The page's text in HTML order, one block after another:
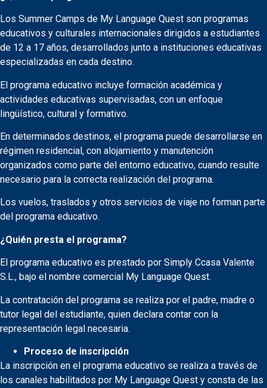
Los Summer Camps de My Language Quest son programas
educativos y culturales internacionales dirigidos a estudiantes
de 12 a 17 años, desarrollados junto a instituciones educativas
especializadas en cada destino.
El programa educativo incluye formación académica y
actividades educativas supervisadas, con un enfoque
lingüístico, cultural y formativo.
En determinados destinos, el programa puede desarrollarse en
régimen residencial, con alojamiento y manutención
organizados como parte del entorno educativo, cuando resulte
necesario para la correcta realización del programa.
Los vuelos, traslados y otros servicios de viaje no forman parte
del programa educativo.
¿Quién presta el programa?
El programa educativo es prestado por Simply Ccasa Valente
S.L., bajo el nombre comercial My Language Quest.
La contratación del programa se realiza por el padre, madre o
tutor legal del estudiante, quien declara contar con la
representación legal necesaria.
Proceso de inscripción
La inscripción en el programa educativo se realiza a través de
los canales habilitados por My Language Quest y consta de las